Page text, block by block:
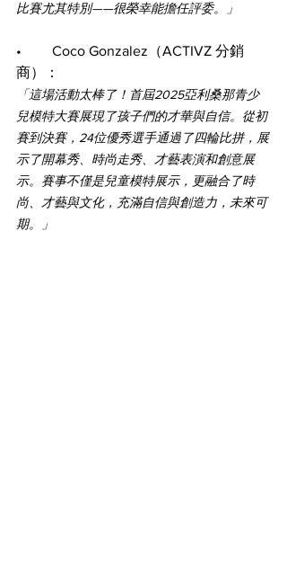
比賽尤其特別——很榮幸能擔任評委。」
•	Coco Gonzalez（ACTIVZ 分銷
商）：
「這場活動太棒了！首屆2025亞利桑那青少
兒模特大賽展現了孩子們的才華與自信。從初
賽到決賽，24位優秀選手通過了四輪比拼，展
示了開幕秀、時尚走秀、才藝表演和創意展
示。賽事不僅是兒童模特展示，更融合了時
尚、才藝與文化，充滿自信與創造力，未來可
期。」